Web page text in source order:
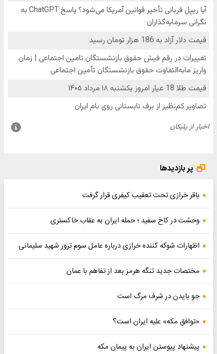
پر بازدیدها
باقر خرازی تحت تعقیب کیفری قرار گرفت
وحشت در کاخ سفید ؛ حمله ایران به عقاب خاکستری
اظهارات شوکه کننده خرازی درباره عامل سوم ترور شهید سلیمانی
مختصات جدید تنگه هرمز بعد از تفاهم با عمان
جو بایدن در شرف مرگ است
«توافق مکه» علیه ایران است؟
پیشنهاد پیوستن ایران به پیمان مکه